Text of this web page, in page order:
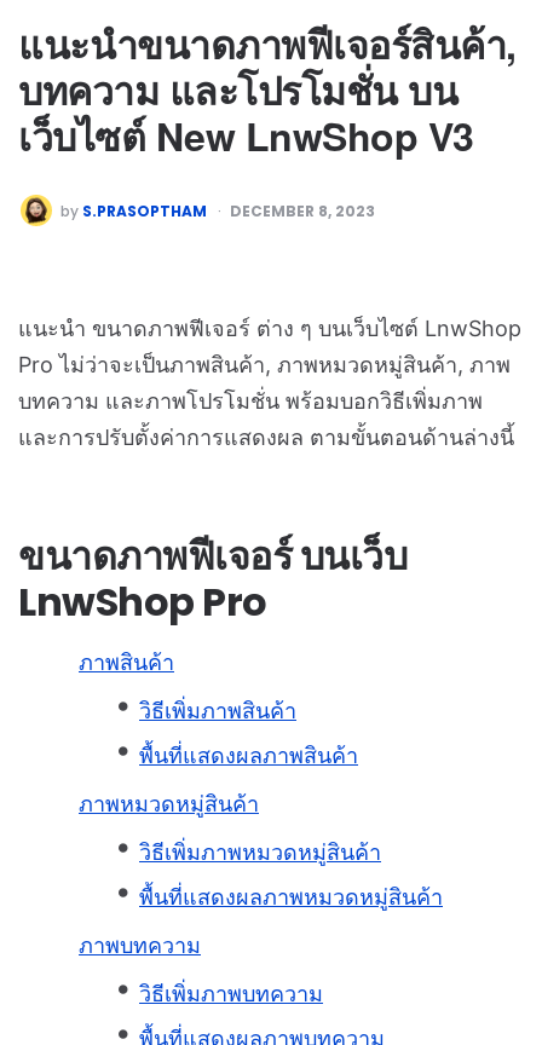
แนะนำขนาดภาพฟีเจอร์สินค้า,
บทความ และโปรโมชั่น บน
เว็บไซต์ New LnwShop V3
by S.PRASOPTHAM DECEMBER 8, 2023
แนะนำ ขนาดภาพฟีเจอร์ ต่าง ๆ บนเว็บไซต์ LnwShop
Pro ไม่ว่าจะเป็นภาพสินค้า, ภาพหมวดหมู่สินค้า, ภาพ
บทความ และภาพโปรโมชั่น พร้อมบอกวิธีเพิ่มภาพ
และการปรับตั้งค่าการแสดงผล ตามขั้นตอนด้านล่างนี้
ขนาดภาพฟีเจอร์ บนเว็บ
LnwShop Pro
ภาพสินค้า
วิธีเพิ่มภาพสินค้า
พื้นที่แสดงผลภาพสินค้า
ภาพหมวดหมู่สินค้า
วิธีเพิ่มภาพหมวดหมู่สินค้า
พื้นที่แสดงผลภาพหมวดหมู่สินค้า
ภาพบทความ
วิธีเพิ่มภาพบทความ
พื้นที่แสดงผลภาพบทความ